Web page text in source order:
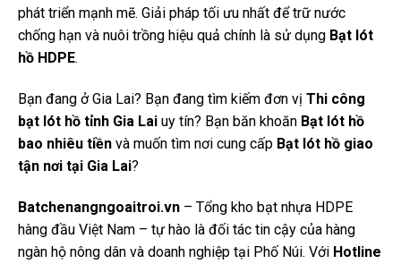
phát triển mạnh mẽ. Giải pháp tối ưu nhất để trữ nước
chống hạn và nuôi trồng hiệu quả chính là sử dụng Bạt lót
hồ HDPE.
Bạn đang ở Gia Lai? Bạn đang tìm kiếm đơn vị Thi công
bạt lót hồ tỉnh Gia Lai uy tín? Bạn băn khoăn Bạt lót hồ
bao nhiêu tiền và muốn tìm nơi cung cấp Bạt lót hồ giao
tận nơi tại Gia Lai?
Batchenangngoaitroi.vn – Tổng kho bạt nhựa HDPE
hàng đầu Việt Nam – tự hào là đối tác tin cậy của hàng
ngàn hộ nông dân và doanh nghiệp tại Phố Núi. Với Hotline